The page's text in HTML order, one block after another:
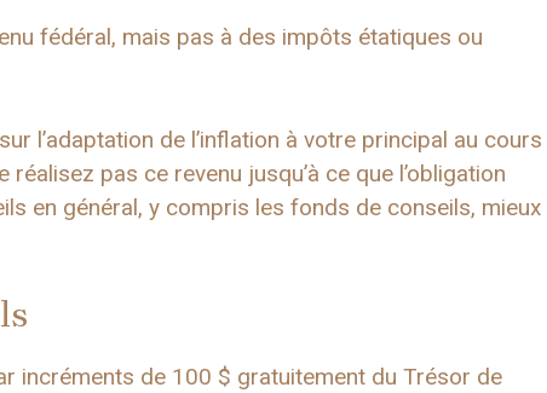
fédéral, mais pas à des impôts étatiques ou
l’adaptation de l’inflation à votre principal au cours
pas ce revenu jusqu’à ce que l’obligation
en général, y compris les fonds de conseils, mieux
incréments de 100 $ gratuitement du Trésor de